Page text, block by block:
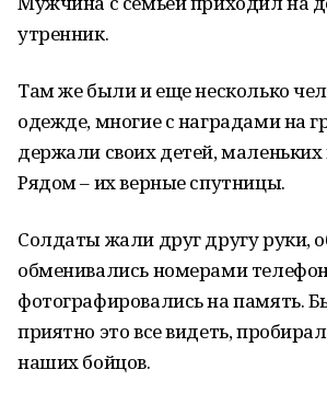
утренник.
Там же были и еще несколько
одежде, многие с наградами на
держали своих детей, маленьких
Рядом – их верные спутницы.
Солдаты жали друг другу руки,
обменивались номерами
фотографировались на память.
приятно это все видеть,
наших бойцов.